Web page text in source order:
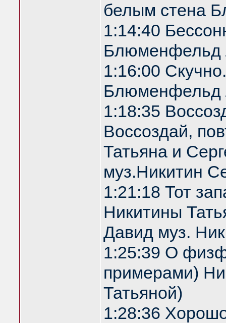
белым стена
1:14:40
Блюменфельд
1:16:00
Блюменфельд
1:18:35
Воссоздай,
Татьяна и
муз.Никитин
1:21:18 Тот
Никитины
Давид муз.
1:25:39 О
примерами)
Татьяной)
1:28:36